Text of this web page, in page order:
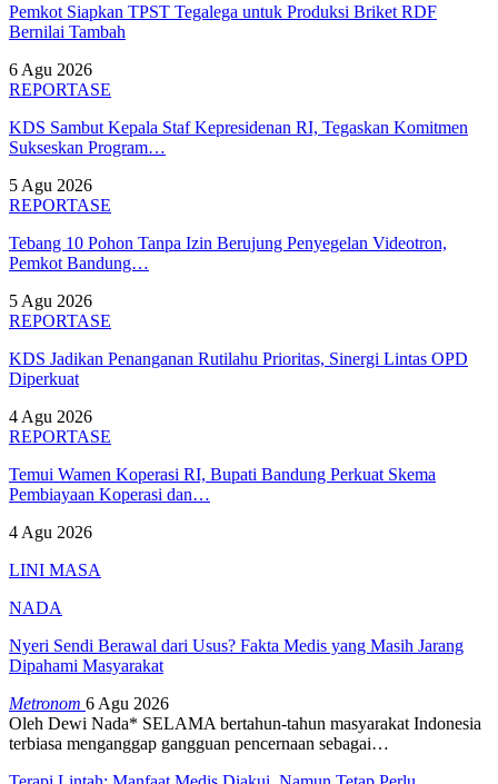
Pemkot Siapkan TPST Tegalega untuk Produksi Briket RDF
Bernilai Tambah
6 Agu 2026
REPORTASE
KDS Sambut Kepala Staf Kepresidenan RI, Tegaskan Komitmen
Sukseskan Program…
5 Agu 2026
REPORTASE
Tebang 10 Pohon Tanpa Izin Berujung Penyegelan Videotron,
Pemkot Bandung…
5 Agu 2026
REPORTASE
KDS Jadikan Penanganan Rutilahu Prioritas, Sinergi Lintas OPD
Diperkuat
4 Agu 2026
REPORTASE
Temui Wamen Koperasi RI, Bupati Bandung Perkuat Skema
Pembiayaan Koperasi dan…
4 Agu 2026
LINI MASA
NADA
Nyeri Sendi Berawal dari Usus? Fakta Medis yang Masih Jarang
Dipahami Masyarakat
Metronom 6 Agu 2026
Oleh Dewi Nada* SELAMA bertahun-tahun masyarakat Indonesia
terbiasa menganggap gangguan pencernaan sebagai…